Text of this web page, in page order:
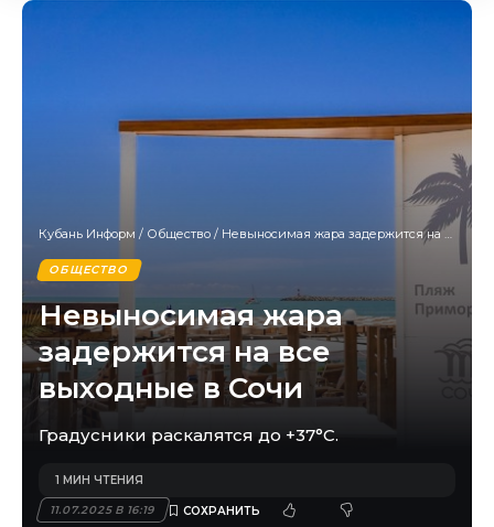
Кубань Информ / Общество / Невыносимая жара задержится на все выходные в Сочи
ОБЩЕСТВО
Невыносимая жара
задержится на все
выходные в Сочи
Градусники раскалятся до +37°С.
11.07.2025 В 16:19
1 МИН ЧТЕНИЯ